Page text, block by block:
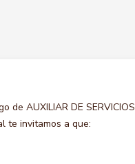
AUXILIAR DE SERVICIOS
te invitamos a que: